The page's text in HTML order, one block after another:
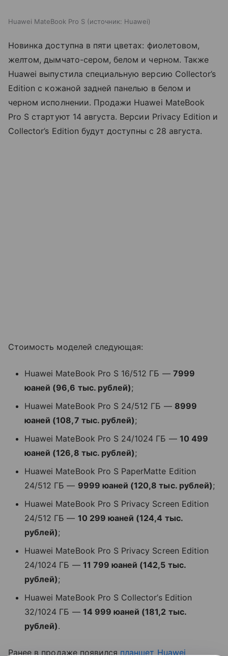
Huawei MateBook Pro S источник: Huawei
Новинка доступна в пяти цветах: фиолетовом,
желтом, дымчато-сером, белом и черном. Также
Huawei выпустила специальную версию Collector’s
Edition с кожаной задней панелью в белом и
черном исполнении. Продажи Huawei MateBook
Pro S стартуют 14 августа. Версии Privacy Edition и
Collector’s Edition будут доступны с 28 августа.
Стоимость моделей следующая:
Huawei MateBook Pro S 16/512 ГБ — 7999
юаней (96,6 тыс. рублей);
Huawei MateBook Pro S 24/512 ГБ — 8999
юаней (108,7 тыс. рублей);
Huawei MateBook Pro S 24/1024 ГБ — 10 499
юаней (126,8 тыс. рублей);
Huawei MateBook Pro S PaperMatte Edition
24/512 ГБ — 9999 юаней (120,8 тыс. рублей);
Huawei MateBook Pro S Privacy Screen Edition
24/512 ГБ — 10 299 юаней (124,4 тыс.
рублей);
Huawei MateBook Pro S Privacy Screen Edition
24/1024 ГБ — 11 799 юаней (142,5 тыс.
рублей);
Huawei MateBook Pro S Collector’s Edition
32/1024 ГБ — 14 999 юаней (181,2 тыс.
рублей).
Ранее в продаже появился планшет Huawei